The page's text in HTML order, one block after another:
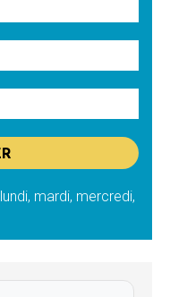
mardi, mercredi,